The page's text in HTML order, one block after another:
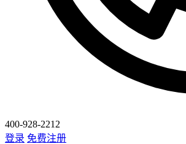
400-928-2212
登录 免费注册